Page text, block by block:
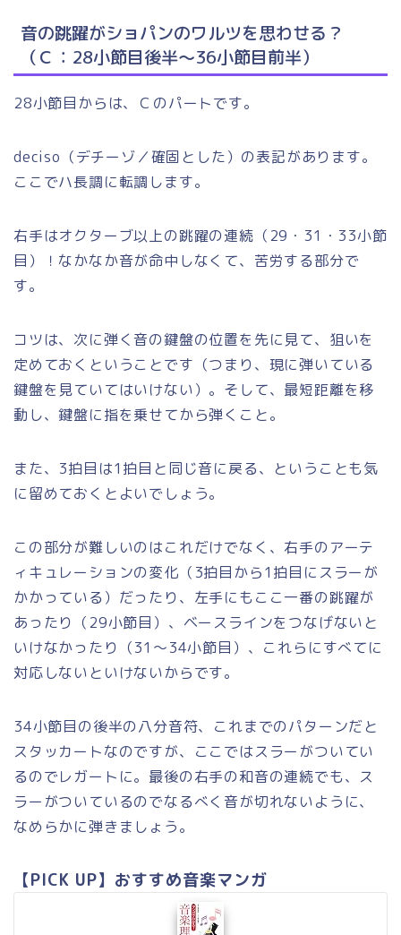
音の跳躍がショパンのワルツを思わせる？
（Ｃ：28小節目後半～36小節目前半）
28小節目からは、Ｃのパートです。
deciso（デチーゾ／確固とした）の表記があります。
ここでハ長調に転調します。
右手はオクターブ以上の跳躍の連続（29・31・33小節
目）！なかなか音が命中しなくて、苦労する部分で
す。
コツは、次に弾く音の鍵盤の位置を先に見て、狙いを
定めておくということです（つまり、現に弾いている
鍵盤を見ていてはいけない）。そして、最短距離を移
動し、鍵盤に指を乗せてから弾くこと。
また、3拍目は1拍目と同じ音に戻る、ということも気
に留めておくとよいでしょう。
この部分が難しいのはこれだけでなく、右手のアーテ
ィキュレーションの変化（3拍目から1拍目にスラーが
かかっている）だったり、左手にもここ一番の跳躍が
あったり（29小節目）、ベースラインをつなげないと
いけなかったり（31～34小節目）、これらにすべてに
対応しないといけないからです。
34小節目の後半の八分音符、これまでのパターンだと
スタッカートなのですが、ここではスラーがついてい
るのでレガートに。最後の右手の和音の連続でも、ス
ラーがついているのでなるべく音が切れないように、
なめらかに弾きましょう。
【PICK UP】おすすめ音楽マンガ